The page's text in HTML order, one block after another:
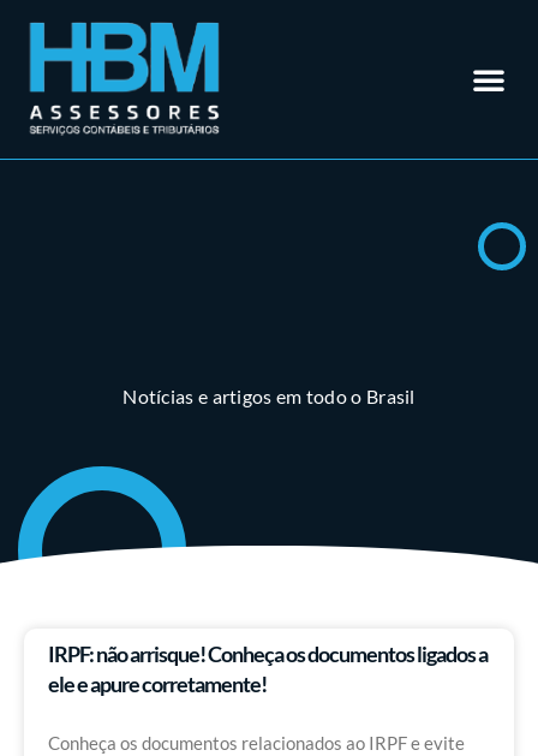
Notícias e artigos em todo o Brasil
IRPF: não arrisque! Conheça os documentos ligados a
ele e apure corretamente!
Conheça os documentos relacionados ao IRPF e evite